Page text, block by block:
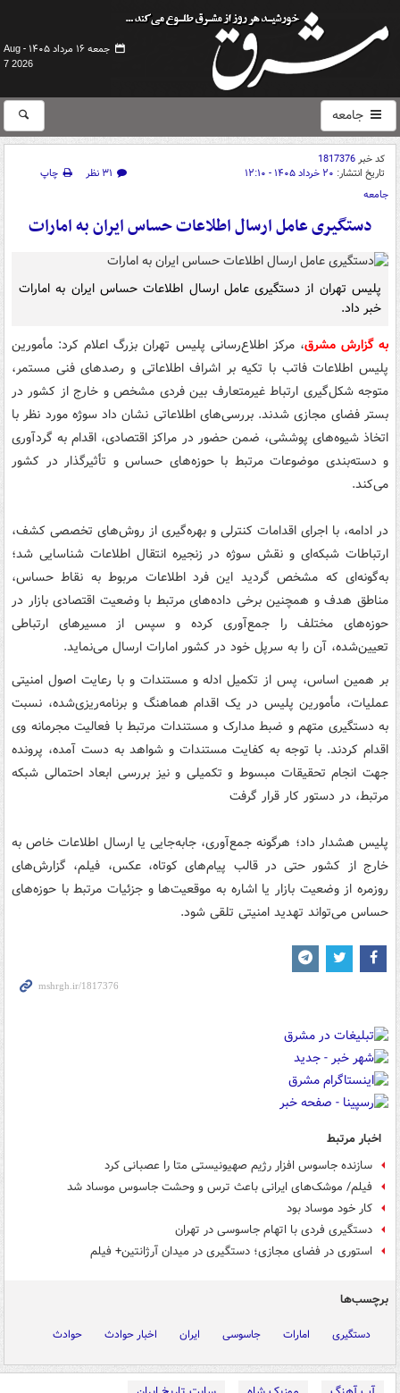
جمعه ۱۶ مرداد ۱۴۰۵ -
Aug
7 2026
جامعه
کد خبر1817376
تاریخ انتشار: ۲۰ خرداد ۱۴۰۵ - ۱۲:۱۰ ۳۱ نظر
چاپ
جامعه
دستگیری عامل ارسال اطلاعات حساس ایران به امارات
پلیس تهران از دستگیری عامل ارسال اطلاعات حساس ایران به امارات
خبر داد.
به گزارش مشرق، مرکز اطلاع‌رسانی پلیس تهران بزرگ اعلام کرد: مأمورین
پلیس اطلاعات فاتب با تکیه بر اشراف اطلاعاتی و رصدهای فنی مستمر،
متوجه شکل‌گیری ارتباط غیرمتعارف بین فردی مشخص و خارج از کشور در
بستر فضای مجازی شدند. بررسی‌های اطلاعاتی نشان داد سوژه مورد نظر با
اتخاذ شیوه‌های پوششی، ضمن حضور در مراکز اقتصادی، اقدام به گردآوری
و دسته‌بندی موضوعات مرتبط با حوزه‌های حساس و تأثیرگذار در کشور
می‌کند.
در ادامه، با اجرای اقدامات کنترلی و بهره‌گیری از روش‌های تخصصی کشف،
ارتباطات شبکه‌ای و نقش سوژه در زنجیره انتقال اطلاعات شناسایی شد؛
به‌گونه‌ای که مشخص گردید این فرد اطلاعات مربوط به نقاط حساس،
مناطق هدف و همچنین برخی داده‌های مرتبط با وضعیت اقتصادی بازار در
حوزه‌های مختلف را جمع‌آوری کرده و سپس از مسیرهای ارتباطی
تعیین‌شده، آن را به سرپل خود در کشور امارات ارسال می‌نماید.
بر همین اساس، پس از تکمیل ادله و مستندات و با رعایت اصول امنیتی
عملیات، مأمورین پلیس در یک اقدام هماهنگ و برنامه‌ریزی‌شده، نسبت
به دستگیری متهم و ضبط مدارک و مستندات مرتبط با فعالیت مجرمانه وی
اقدام کردند. با توجه به کفایت مستندات و شواهد به دست آمده، پرونده
جهت انجام تحقیقات مبسوط و تکمیلی و نیز بررسی ابعاد احتمالی شبکه
مرتبط، در دستور کار قرار گرفت
پلیس هشدار داد؛ هرگونه جمع‌آوری، جابه‌جایی یا ارسال اطلاعات خاص به
خارج از کشور حتی در قالب پیام‌های کوتاه، عکس، فیلم، گزارش‌های
روزمره از وضعیت بازار یا اشاره به موقعیت‌ها و جزئیات مرتبط با حوزه‌های
حساس می‌تواند تهدید امنیتی تلقی شود.
اخبار مرتبط
سازنده جاسوس افزار رژیم صهیونیستی متا را عصبانی کرد
فیلم/ موشک‌های ایرانی باعث ترس و وحشت جاسوس موساد شد
کار خود موساد بود
دستگیری فردی با اتهام جاسوسی در تهران
استوری در فضای مجازی؛ دستگیری در میدان آرژانتین+ فیلم
برچسب‌ها
دستگیری امارات جاسوسی ایران اخبار حوادث حوادث